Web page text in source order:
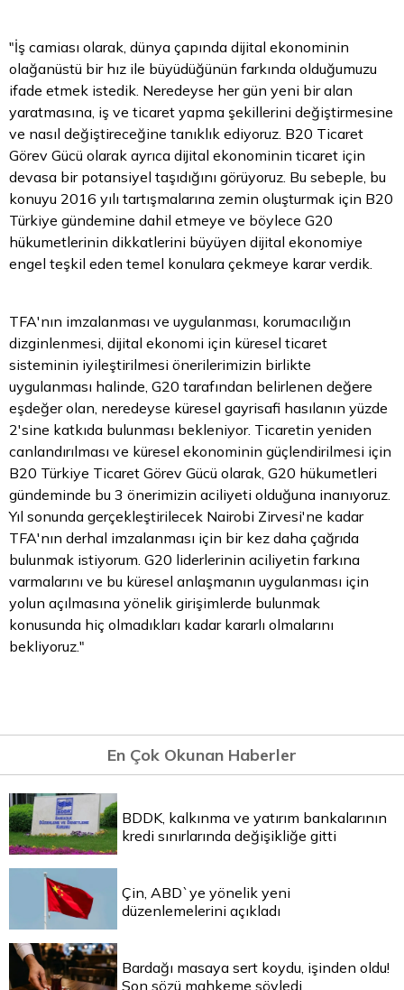
"İş camiası olarak, dünya çapında dijital ekonominin
olağanüstü bir hız ile büyüdüğünün farkında olduğumuzu
ifade etmek istedik. Neredeyse her gün yeni bir alan
yaratmasına, iş ve ticaret yapma şekillerini değiştirmesine
ve nasıl değiştireceğine tanıklık ediyoruz. B20 Ticaret
Görev Gücü olarak ayrıca dijital ekonominin ticaret için
devasa bir potansiyel taşıdığını görüyoruz. Bu sebeple, bu
konuyu 2016 yılı tartışmalarına zemin oluşturmak için B20
Türkiye gündemine dahil etmeye ve böylece G20
hükumetlerinin dikkatlerini büyüyen dijital ekonomiye
engel teşkil eden temel konulara çekmeye karar verdik.
TFA'nın imzalanması ve uygulanması, korumacılığın
dizginlenmesi, dijital ekonomi için küresel ticaret
sisteminin iyileştirilmesi önerilerimizin birlikte
uygulanması halinde, G20 tarafından belirlenen değere
eşdeğer olan, neredeyse küresel gayrisafi hasılanın yüzde
2'sine katkıda bulunması bekleniyor. Ticaretin yeniden
canlandırılması ve küresel ekonominin güçlendirilmesi için
B20 Türkiye Ticaret Görev Gücü olarak, G20 hükumetleri
gündeminde bu 3 önerimizin aciliyeti olduğuna inanıyoruz.
Yıl sonunda gerçekleştirilecek Nairobi Zirvesi'ne kadar
TFA'nın derhal imzalanması için bir kez daha çağrıda
bulunmak istiyorum. G20 liderlerinin aciliyetin farkına
varmalarını ve bu küresel anlaşmanın uygulanması için
yolun açılmasına yönelik girişimlerde bulunmak
konusunda hiç olmadıkları kadar kararlı olmalarını
bekliyoruz."
En Çok Okunan Haberler
BDDK, kalkınma ve yatırım bankalarının
kredi sınırlarında değişikliğe gitti
Çin, ABD`ye yönelik yeni
düzenlemelerini açıkladı
Bardağı masaya sert koydu, işinden oldu!
Son sözü mahkeme söyledi